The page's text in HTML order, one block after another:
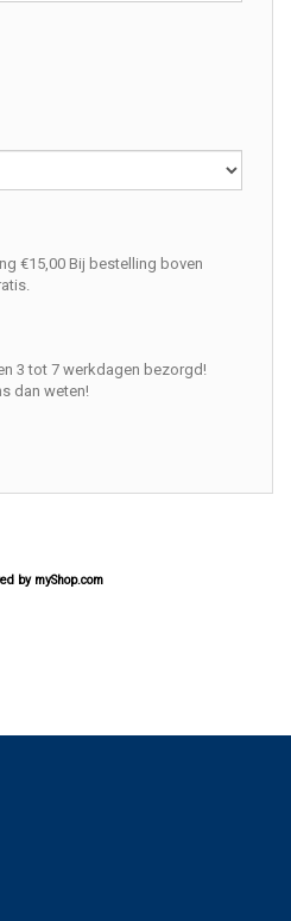
€15,00 Bij bestelling boven
3 tot 7 werkdagen bezorgd!
dan weten!
by myShop.com